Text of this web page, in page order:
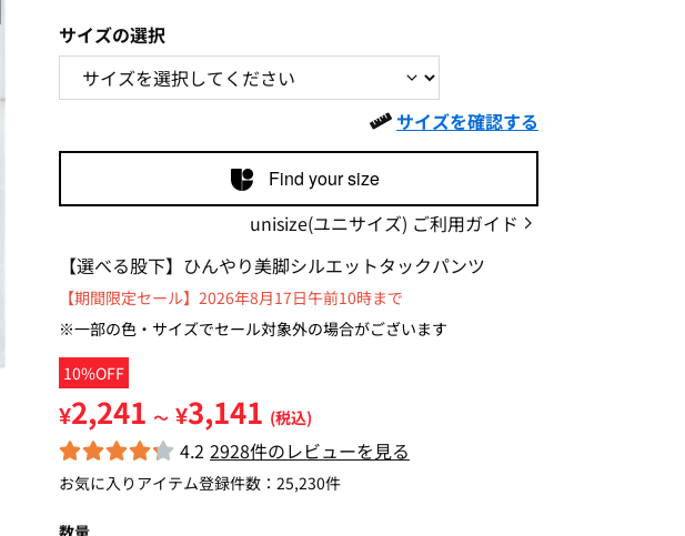
サイズの選択
サイズを確認する
Find your size
unisize(ユニサイズ) ご利用ガイド
【選べる股下】ひんやり美脚シルエットタックパンツ
10%OFF
【期間限定セール】2026年8月17日午前10時まで
※一部の色・サイズでセール対象外の場合がございます
¥2,241 ～ ¥3,141 (税込)
4.2 2928件のレビューを見る
お気に入りアイテム登録件数： 25,230件
数量